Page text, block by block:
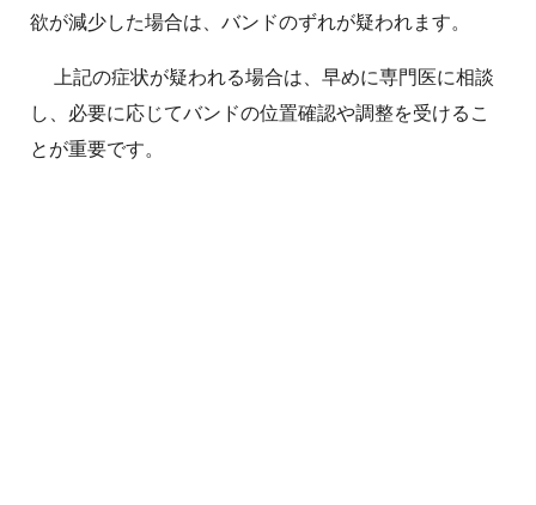
欲が減少した場合は、バンドのずれが疑われます。
上記の症状が疑われる場合は、早めに専門医に相談
し、必要に応じてバンドの位置確認や調整を受けるこ
とが重要です。